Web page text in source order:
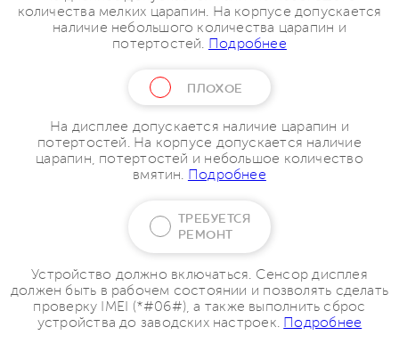
количества мелких царапин. На корпусе допускается
наличие небольшого количества царапин и
потертостей. Подробнее
ПЛОХОЕ
На дисплее допускается наличие царапин и
потертостей. На корпусе допускается наличие
царапин, потертостей и небольшое количество
вмятин. Подробнее
ТРЕБУЕТСЯ
РЕМОНТ
Устройство должно включаться. Сенсор дисплея
должен быть в рабочем состоянии и позволять сделать
проверку IMEI (*#06#), а также выполнить сброс
устройства до заводских настроек. Подробнее